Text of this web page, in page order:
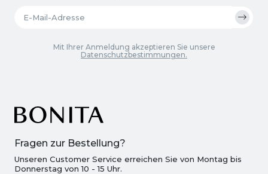
Fragen zur Bestellung?
Unseren Customer Service erreichen Sie von Montag bis
Donnerstag von 10 - 15 Uhr.
Mit Ihrer Anmeldung akzeptieren Sie unsere
Datenschutzbestimmungen.